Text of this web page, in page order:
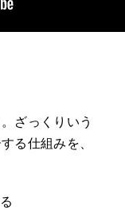
ざっくりいう
る仕組みを、